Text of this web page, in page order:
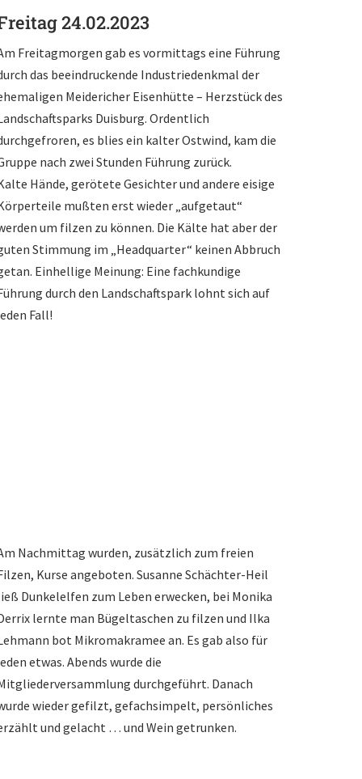
24.02.2023
Freitagmorgen gab es vormittags eine Führung
das beeindruckende Industriedenkmal der
Meidericher Eisenhütte – Herzstück des
Duisburg. Ordentlich
es blies ein kalter Ostwind, kam die
nach zwei Stunden Führung zurück.
Hände, gerötete Gesichter und andere eisige
mußten erst wieder „aufgetaut“
um filzen zu können. Die Kälte hat aber der
Stimmung im „Headquarter“ keinen Abbruch
Einhellige Meinung: Eine fachkundige
durch den Landschaftspark lohnt sich auf
Fall!
Nachmittag wurden, zusätzlich zum freien
Kurse angeboten. Susanne Schächter-Heil
Dunkelelfen zum Leben erwecken, bei Monika
lernte man Bügeltaschen zu filzen und Ilka
bot Mikromakramee an. Es gab also für
etwas. Abends wurde die
durchgeführt. Danach
wieder gefilzt, gefachsimpelt, persönliches
und gelacht … und Wein getrunken.